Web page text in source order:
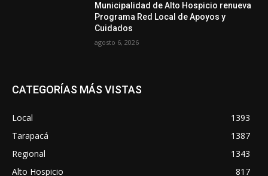
Municipalidad de Alto Hospicio renueva
Programa Red Local de Apoyos y
Cuidados
agosto 6, 2026
CATEGORÍAS MÁS VISTAS
Local
1393
Tarapacá
1387
Regional
1343
Alto Hospicio
817